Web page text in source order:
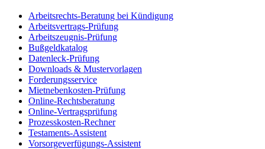
Arbeitsrechts-Beratung bei Kündigung
Arbeitsvertrags-Prüfung
Arbeitszeugnis-Prüfung
Bußgeldkatalog
Datenleck-Prüfung
Downloads & Mustervorlagen
Forderungsservice
Mietnebenkosten-Prüfung
Online-Rechtsberatung
Online-Vertragsprüfung
Prozesskosten-Rechner
Testaments-Assistent
Vorsorgeverfügungs-Assistent